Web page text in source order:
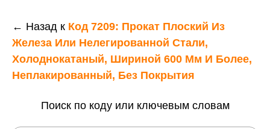
← Назад к Код 7209: Прокат Плоский Из
Железа Или Нелегированной Стали,
Холоднокатаный, Шириной 600 Мм И Более,
Неплакированный, Без Покрытия
Поиск по коду или ключевым словам